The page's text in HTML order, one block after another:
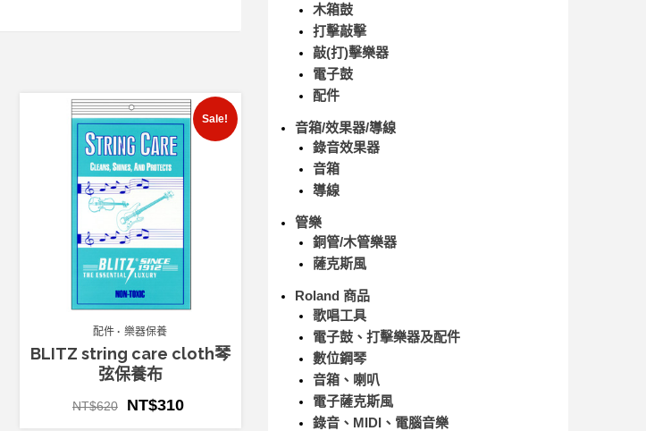
Sale!
配件 樂器保養
BLITZ string care cloth琴
弦保養布
NT$620 NT$310
木箱鼓
打擊敲擊
敲(打)擊樂器
電子鼓
配件
音箱/效果器/導線
錄音效果器
音箱
導線
管樂
銅管/木管樂器
薩克斯風
Roland 商品
歌唱工具
電子鼓、打擊樂器及配件
數位鋼琴
音箱、喇叭
電子薩克斯風
錄音、MIDI、電腦音樂